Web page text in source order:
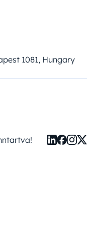
1081, Hungary